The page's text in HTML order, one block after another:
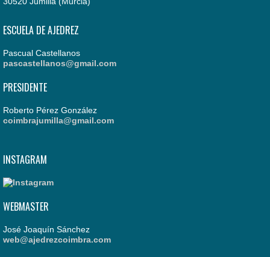
ESCUELA DE AJEDREZ
Pascual Castellanos
pascastellanos@gmail.com
PRESIDENTE
Roberto Pérez González
coimbrajumilla@gmail.com
INSTAGRAM
WEBMASTER
José Joaquín Sánchez
web@ajedrezcoimbra.com